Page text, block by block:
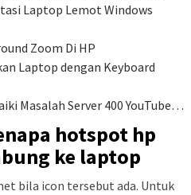
Laptop Lemot Windows
Zoom Di HP
Laptop dengan Keyboard
Masalah Server 400 YouTube…
hotspot hp
ke laptop
bila icon tersebut ada. Untuk